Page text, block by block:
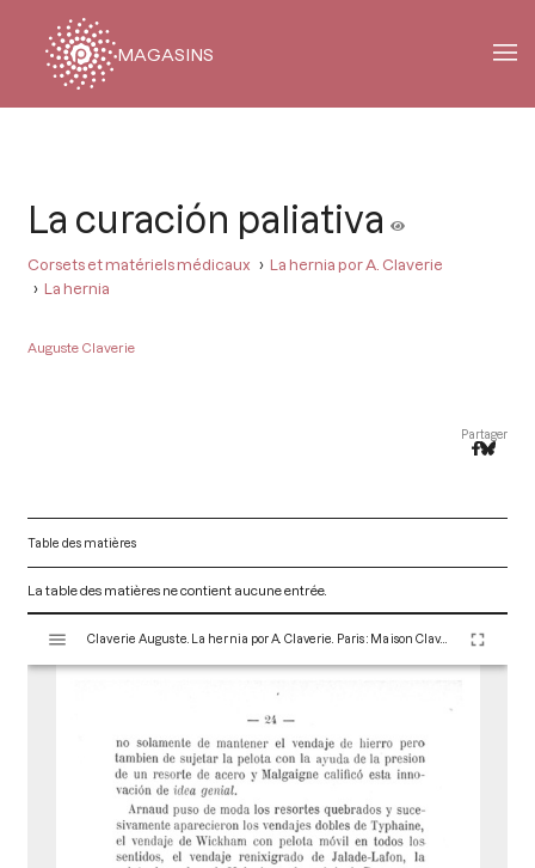
MAGASINS
La curación paliativa
Corsets et matériels médicaux
La hernia por A. Claverie
La hernia
Auguste Claverie
Partager
Table des matières
La table des matières ne contient aucune entrée.
s
Claverie Auguste. La hernia por A. Claverie. Paris : Maison Claverie, 1920. 104 p. (Corsets et matériels médicaux, 10)